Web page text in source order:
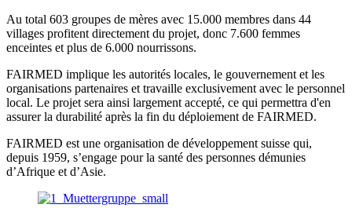
Au total 603 groupes de mères avec 15.000 membres dans 44
villages profitent directement du projet, donc 7.600 femmes
enceintes et plus de 6.000 nourrissons.
FAIRMED implique les autorités locales, le gouvernement et les
organisations partenaires et travaille exclusivement avec le personnel
local. Le projet sera ainsi largement accepté, ce qui permettra d'en
assurer la durabilité après la fin du déploiement de FAIRMED.
FAIRMED est une organisation de développement suisse qui,
depuis 1959, s’engage pour la santé des personnes démunies
d’Afrique et d’Asie.